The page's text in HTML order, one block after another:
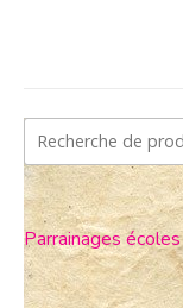
Parrainages écoles